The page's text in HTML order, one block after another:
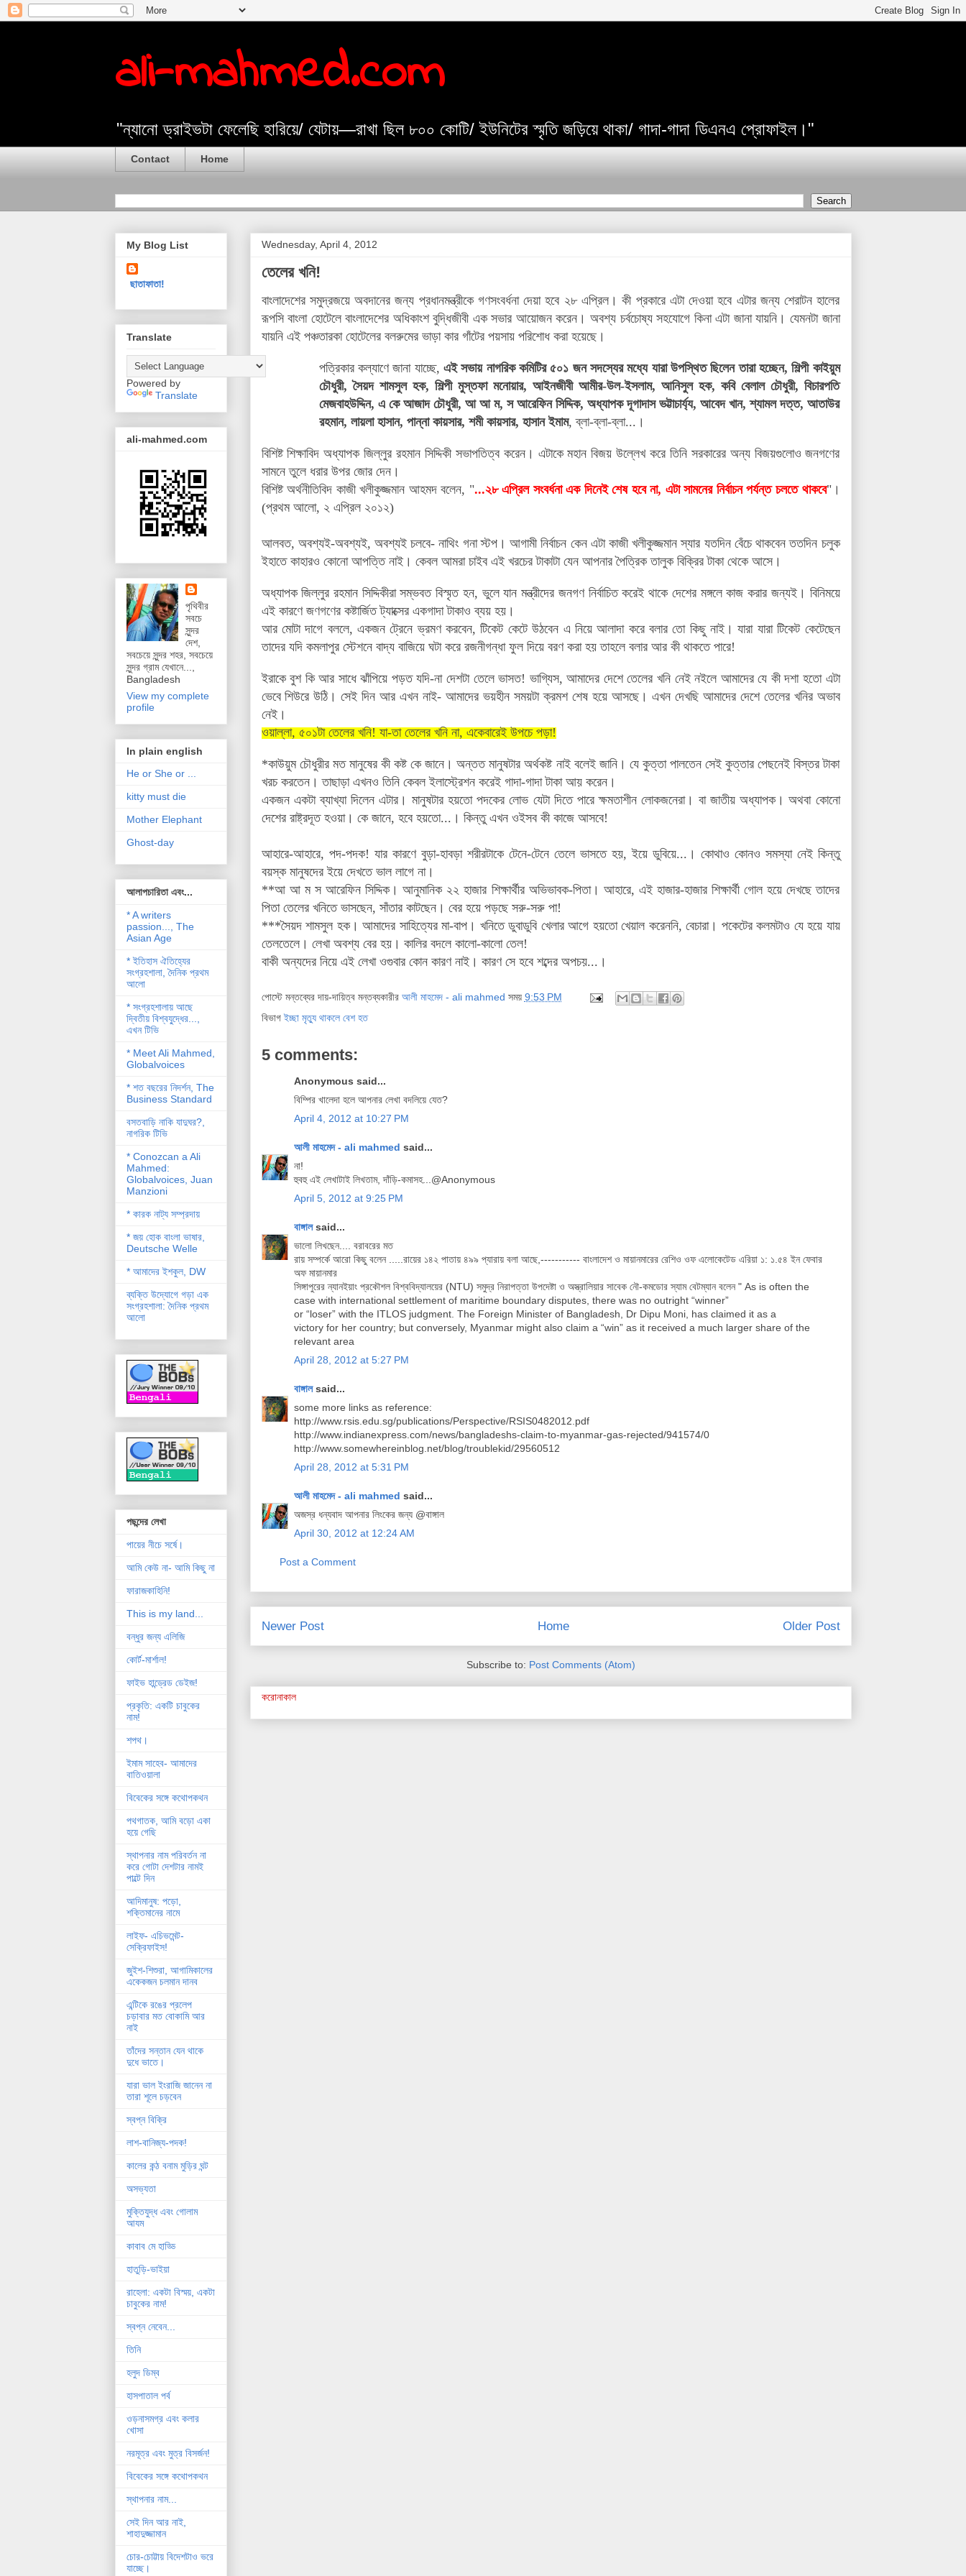
ali-mahmed.com
"ন্যানো ড্রাইভটা ফেলেছি হারিয়ে/ যেটায়—রাখা ছিল ৮০০ কোটি/ ইউনিটের স্মৃতি জড়িয়ে থাকা/ গাদা-গাদা ডিএনএ প্রোফাইল।"
Contact Home
Wednesday, April 4, 2012
তেলের খনি!
বাংলাদেশের সমুদ্রজয়ে অবদানের জন্য প্রধানমন্ত্রীকে গণসংবর্ধনা দেয়া হবে ২৮ এপ্রিল। কী প্রকারে এটা দেওয়া হবে এটার জন্য শেরাটন হালের
রূপসি বাংলা হোটেলে বাংলাদেশের অধিকাংশ বুদ্ধিজীবী এক সভার আয়োজন করেন।অবশ্য চর্বচোষ্য সহযোগে কিনা এটা জানা যায়নি। যেমনটা জানা
যায়নি এই পঞ্চতারকা হোটেলের বলরুমের ভাড়া কার গাঁটের পয়সায় পরিশোধ করা হয়েছে।
পত্রিকার কল্যাণে জানা যাচ্ছে, এই সভায় নাগরিক কমিটির ৫০১ জন সদস্যের মধ্যে যারা উপস্থিত ছিলেন তারা হচ্ছেন, শিল্পী কাইয়ুম
চৌধুরী, সৈয়দ শামসুল হক, শিল্পী মুস্তফা মনোয়ার, আইনজীবী আমীর-উল-ইসলাম, আনিসুল হক, কবি বেলাল চৌধুরী, বিচারপতি
মেজবাহউদ্দিন, এ কে আজাদ চৌধুরী, আ আ ম, স আরেফিন সিদ্দিক, অধ্যাপক দূগাদাস ভট্টাচার্য্য, আবেদ খান, শ্যামল দত্ত, আতাউর
রহমান, লায়লা হাসান, পান্না কায়সার, শমী কায়সার, হাসান ইমাম,ব্লা-ব্লা-ব্লা...।
বিশিষ্ট শিক্ষাবিদ অধ্যাপক জিল্লুর রহমান সিদ্দিকী সভাপতিত্ব করেন। এটাকে মহান বিজয় উল্লেখ করে তিনি সরকারের অন্য বিজয়গুলোও জনগণের
সামনে তুলে ধরার উপর জোর দেন।
বিশিষ্ট অর্থনীতিবিদ কাজী খলীকুজ্জমান আহমদ বলেন, "...২৮ এপ্রিল সংবর্ধনা এক দিনেই শেষ হবে না, এটা সামনের নির্বাচন পর্যন্ত চলতে থাকবে"।
(প্রথম আলো, ২ এপ্রিল ২০১২)
আলবত, অবশ্যই-অবশ্যই, অবশ্যই চলবে- নাথিং গনা স্টপ। আগামী নির্বাচন কেন এটা কাজী খলীকুজ্জমান স্যার যতদিন বেঁচে থাকবেন ততদিন চলুক
ইহাতে কাহারও কোনো আপত্তি নাই। কেবল আমরা চাইব এই খরচের টাকাটা যেন আপনার পৈত্রিক তালুক বিক্রির টাকা থেকে আসে।
অধ্যাপক জিল্লুর রহমান সিদ্দিকীরা সম্ভবত বিস্মৃত হন, ভুলে যানমন্ত্রীদের জনগণ নির্বাচিত করেই থাকে দেশের মঙ্গলে কাজ করার জন্যই। বিনিময়ে
এই কারণে জণগণের কষ্টার্জিত ট্যাক্সের একগাদা টাকাও ব্যয় হয়।
আর মোটা দাগে বললে, একজন ট্রেনে ভ্রমণ করবেন, টিকেট কেটে উঠবেন এ নিয়ে আলাদা করে বলার তো কিছু নাই। যারা যারা টিকেট কেটেছেন
তাদের যদি কমলাপুর স্টেশনে বাদ্য বাজিয়ে ঘটা করে রজনীগন্ধা ফুল দিয়ে বরণ করা হয় তাহলে বলার আর কী থাকতে পারে!
ইরাকে বুশ কি আর সাধে ঝাঁপিয়ে পড়ত যদি-না দেশটা তেলে ভাসত! ভাগ্যিস, আমাদের দেশে তেলের খনি নেই নইলে আমাদের যে কী দশা হতো এটা
ভেবে শিউরে উঠি। সেই দিন আর এখন নাই- আমাদের ভয়হীন সময়টা ক্রমশ শেষ হয়ে আসছে। এখন দেখছি আমাদের দেশে তেলের খনির অভাব
নেই।
ওয়াল্লা, ৫০১টা তেলের খনি! যা-তা তেলের খনি না, একেবারেই উপচে পড়া!
*কাউয়ুম চৌধুরীর মত মানুষের কী কষ্ট কে জানে। অন্তত মানুষটার অর্থকষ্ট নাই বলেই জানি। যে কুত্তা পালতেন সেই কুত্তার পেছনেই বিস্তর টাকা
খরচ করতেন। তাছাড়া এখনও তিনি কেবল ইলাস্ট্রেশন করেই গাদা-গাদা টাকা আয় করেন।
একজন একটা ব্যাখ্যা দিলেন এটার। মানুষটার হয়তো পদকের লোভ যেটা দিতে পারে ক্ষমতাশীন লোকজনেরা। বা জাতীয় অধ্যাপক। অথবা কোনো
দেশের রাষ্ট্রদূত হওয়া। কে জানে, হবে হয়তো...। কিন্তু এখন ওইসব কী কাজে আসবে!
আহারে-আহারে, পদ-পদক! যার কারণে বুড়া-হাবড়া শরীরটাকে টেনে-টেনে তেলে ভাসতে হয়, ইয়ে ডুবিয়ে...। কোথাও কোনও সমস্যা নেই কিন্তু
বয়স্ক মানুষদের ইয়ে দেখতে ভাল লাগে না।
**আ আ ম স আরেফিন সিদ্দিক। আনুমানিক ২২ হাজার শিক্ষার্থীর অভিভাবক-পিতা। আহারে, এই হাজার-হাজার শিক্ষার্থী গোল হয়ে দেখছে তাদের
পিতা তেলের খনিতে ভাসছেন, সাঁতার কাটছেন। বের হয়ে পড়ছে সরু-সরু পা!
***সৈয়দ শামসুল হক। আমাদের সাহিত্যের মা-বাপ। খনিতে ডুবাডুবি খেলার আগে হয়তো খেয়াল করেননি, বেচারা। পকেটের কলমটাও যে হয়ে যায়
তেলতেলে। লেখা অবশ্য বের হয়। কালির বদলে কালো-কালো তেল!
বাকী অন্যদের নিয়ে এই লেখা ওগুবার কোন কারণ নাই। কারণ সে হবে শব্দের অপচয়...।
পোস্টে মন্তব্যের দায়-দায়িত্ব মন্তব্যকারীর আলী মাহমেদ - ali mahmed সময় 9:53 PM
বিভাগইচ্ছা মৃত্যু থাকলে বেশ হত
5 comments:
Anonymous said...
বিম্পির খালেদা হলে আপনার লেখা বদলিয়ে যেত?
April 4, 2012 at 10:27 PM
আলী মাহমেদ - ali mahmed said...
না!
হুবহু এই লেখাটাই লিখতাম, দাঁড়ি-কমাসহ...@Anonymous
April 5, 2012 at 9:25 PM
বাঙ্গালsaid...
ভালো লিখছেন.... বরাবরের মত
রায় সম্পর্কে আরো কিছু বলেন .....রায়ের ১৪২ পাতায় ৪৯৯ প্যারায় বলা আছে,----------- বাংলাদেশ ও মায়ানমারের রেশিও ওফ এলোকেটেড এরিয়া ১: ১.৫৪ ইন ফেবার
অফ মায়ানমার
সিঙ্গাপুরের ন্যানইয়াং প্রকৌশল বিশ্ববিদ্যালয়ের (NTU) সমুদ্র নিরাপত্তা উপদেষ্টা ও অস্ত্রালিয়ার সাবেক নৌ-কমডোর স্যাম বেটম্যান বলেন " As is often the
case with international settlement of maritime boundary disputes, there was no outright “winner”
or “loser” with the ITLOS judgment. The Foreign Minister of Bangladesh, Dr Dipu Moni, has claimed it as a
victory for her country; but conversely, Myanmar might also claim a “win” as it received a much larger share of the
relevant area
April 28, 2012 at 5:27 PM
বাঙ্গালsaid...
some more links as reference:
http://www.rsis.edu.sg/publications/Perspective/RSIS0482012.pdf
http://www.indianexpress.com/news/bangladeshs-claim-to-myanmar-gas-rejected/941574/0
http://www.somewhereinblog.net/blog/troublekid/29560512
April 28, 2012 at 5:31 PM
আলী মাহমেদ - ali mahmed said...
অজস্র ধন্যবাদ আপনার লিংকের জন্য @বাঙ্গাল
April 30, 2012 at 12:24 AM
Post a Comment
Newer Post Older Post
Home
Subscribe to: Post Comments (Atom)
করোনাকাল
My Blog List
ছাতাফাতা!
Translate
Powered by
Translate
ali-mahmed.com
পৃথিবীর
সবচে
সুন্দর
দেশ,
সবচেয়ে সুন্দর শহর, সবচেয়ে
সুন্দর গ্রাম যেখানে...,
Bangladesh
View my complete
profile
In plain english
He or She or ...
kitty must die
Mother Elephant
Ghost-day
আলাপচারিতা এবং...
* A writers
passion..., The
Asian Age
* ইতিহাস ঐতিহ্যের
সংগ্রহশালা, দৈনিক প্রথম
আলো
* সংগ্রহশালায় আছে
দ্বিতীয় বিশ্বযু্দ্ধের...,
এখন টিভি
* Meet Ali Mahmed,
Globalvoices
* শত বছরের নিদর্শন, The
Business Standard
বসতবাড়ি নাকি যাদুঘর?,
নাগরিক টিভি
* Conozcan a Ali
Mahmed:
Globalvoices, Juan
Manzioni
* কারক নাট্য সম্প্রদায়
* জয় হোক বাংলা ভাষার,
Deutsche Welle
* আমাদের ইশকুল, DW
ব্যক্তি উদ্যোগে গড়া এক
সংগ্রহশালা: দৈনিক প্রথম
আলো
পছন্দের লেখা
পায়ের নীচে সর্ষে।
আমি কেউ না- আমি কিছু না
ফারাজকাহিনি!
This is my land...
বন্ধুর জন্য এলিজি
কোর্ট-মার্শাল!
ফাইভ হান্ড্রেড ডেইজ!
প্রকৃতি: একটি চাবুকের
নাম!
শপথ।
ইমাম সাহেব- আমাদের
বাতিওয়ালা
বিবেকের সঙ্গে কথোপকথন
পথগাতক, আমি বড়ো একা
হয়ে গেছি
স্থাপনার নাম পরিবর্তন না
করে গোটা দেশটার নামই
পাল্টে দিন
আদিমানুষ: পড়ো,
শক্তিমানের নামে
লাইফ- এচিভমেন্ট-
সেক্রিফাইস!
জুইশ-শিশুরা, আগামিকালের
একেকজন চলমান দানব
এন্টিকে রঙের প্রলেপ
চড়াবার মত বোকামি আর
নাই
তাঁদের সন্তান যেন থাকে
দুধে ভাতে।
যারা ভাল ইংরাজি জানেন না
তারা শূলে চড়বেন
স্বপ্ন বিক্রি
লাশ-বানিজ্য-পদক!
কালের কন্ঠ বনাম মুড়ির ঘন্ট
অসভ্যতা
মুক্তিযুদ্ধ এবং গোলাম
আযম
কাবাব মে হাড্ডি
হাতুড়ি-ভাইয়া
রাহেলা: একটা বিস্ময়, একটা
চাবুকের নাম!
স্বপ্ন নেবেন...
তিনি
হলুদ ডিম্ব
হাসপাতাল পর্ব
ওড়নাসমগ্র এবং কলার
খোসা
নরমূত্র এবং মুত্র বিসর্জন!
বিবেকের সঙ্গে কথোপকথন
স্থাপনার নাম...
সেই দিন আর নাই,
শাহাদুজ্জামান
চোর-চোট্টায় বিদেশটাও ভরে
যাচ্ছে।